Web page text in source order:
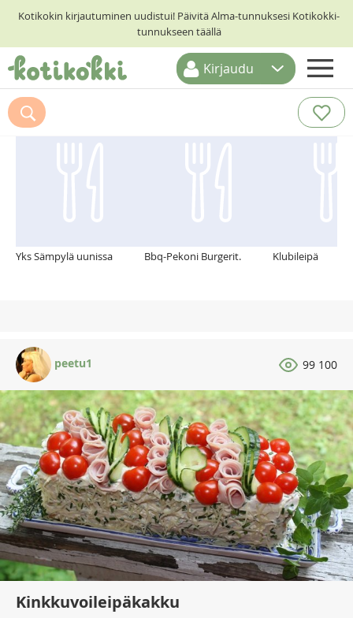
Kotikokin kirjautuminen uudistui! Päivitä Alma-tunnuksesi Kotikokki-
tunnukseen täällä
ETUSIVU
RESEPTIHAKU
Kirjaudu
Suosittelemme myös
Yks Sämpylä uunissa Bbq-Pekoni Burgerit. Klubileipä
peetu1 99 100
Kinkkuvoileipäkakku